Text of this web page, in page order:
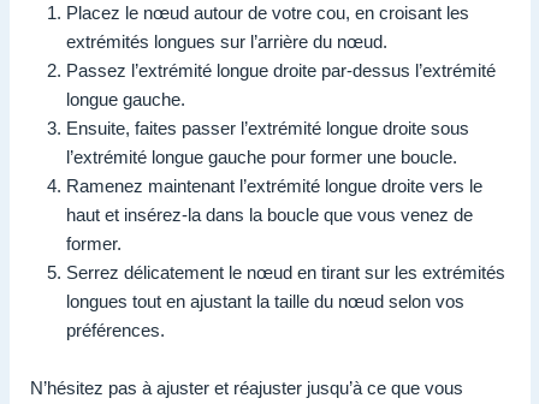
Placez le nœud autour de votre cou, en croisant les
extrémités longues sur l’arrière du nœud.
Passez l’extrémité longue droite par-dessus l’extrémité
longue gauche.
Ensuite, faites passer l’extrémité longue droite sous
l’extrémité longue gauche pour former une boucle.
Ramenez maintenant l’extrémité longue droite vers le
haut et insérez-la dans la boucle que vous venez de
former.
Serrez délicatement le nœud en tirant sur les extrémités
longues tout en ajustant la taille du nœud selon vos
préférences.
N’hésitez pas à ajuster et réajuster jusqu’à ce que vous